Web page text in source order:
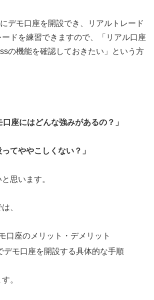
デモ口座を開設でき、リアルトレード
ドを練習できますので、「リアル口座
の機能を確認しておきたい」という方
座にはどんな強みがあるの？」
てややこしくない？」
思います。
、
口座のメリット・デメリット
デモ口座を開設する具体的な手順
。